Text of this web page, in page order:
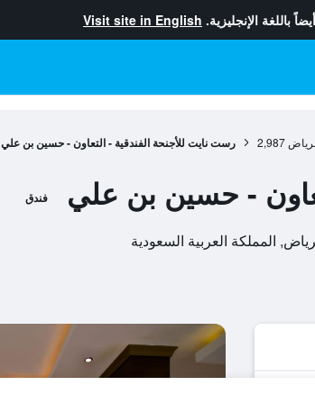
باللغة الإنجليزية. Visit site in English
2,987 رست نايت للأجنحة الفندقية - التعاون - حسين بن علي
- حسين بن علي فندق